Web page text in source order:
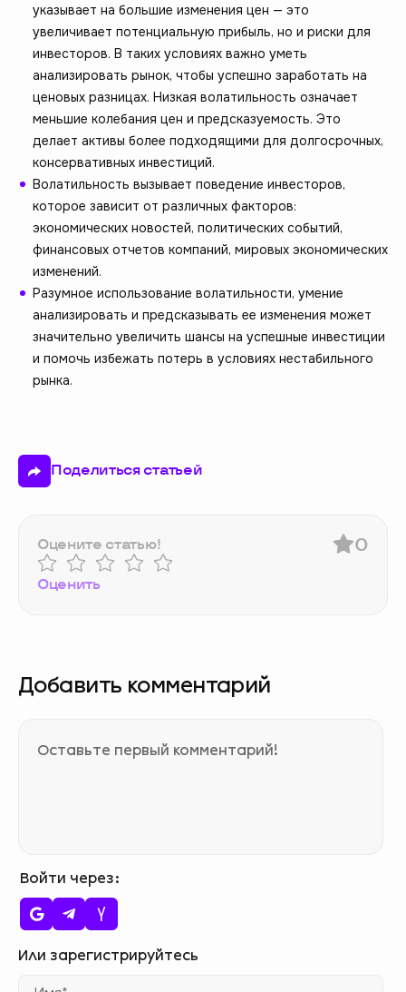
указывает на большие изменения цен — это
увеличивает потенциальную прибыль, но и риски для
инвесторов. В таких условиях важно уметь
анализировать рынок, чтобы успешно заработать на
ценовых разницах. Низкая волатильность означает
меньшие колебания цен и предсказуемость. Это
делает активы более подходящими для долгосрочных,
консервативных инвестиций.
Волатильность вызывает поведение инвесторов,
которое зависит от различных факторов:
экономических новостей, политических событий,
финансовых отчетов компаний, мировых экономических
изменений.
Разумное использование волатильности, умение
анализировать и предсказывать ее изменения может
значительно увеличить шансы на успешные инвестиции
и помочь избежать потерь в условиях нестабильного
рынка.
Поделиться статьей
Оцените статью!
Оценить
0
Добавить комментарий
Войти через